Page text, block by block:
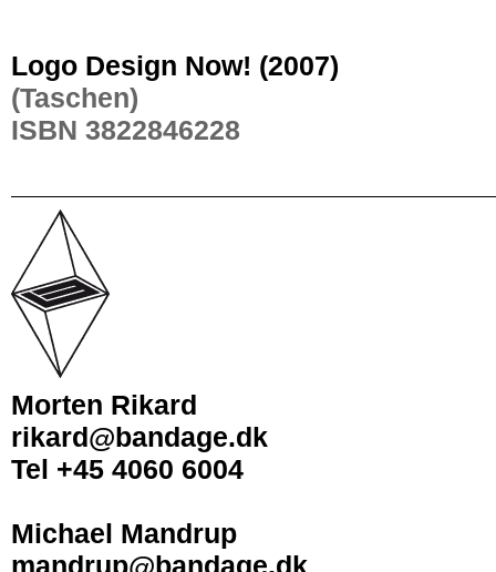
Logo Design Now! (2007)
(Taschen)
ISBN 3822846228
Morten Rikard
rikard@bandage.dk
Tel +45 4060 6004
Michael Mandrup
mandrup@bandage.dk